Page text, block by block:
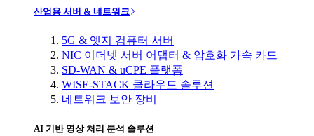
산업용 서버 & 네트워크
5G & 엣지 컴퓨터 서버
NIC 이더넷 서버 어댑터 & 암호화 가속 카드
SD-WAN & uCPE 플랫폼
WISE-STACK 클라우드 솔루션
네트워크 보안 장비
AI 기반 영상 처리 분석 솔루션